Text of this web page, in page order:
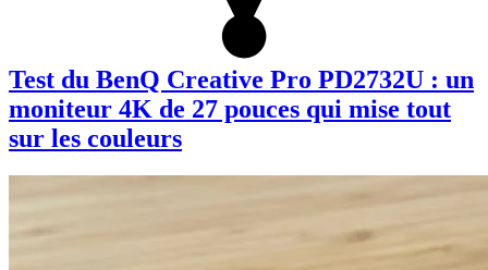
Test du BenQ Creative Pro PD2732U : un
moniteur 4K de 27 pouces qui mise tout
sur les couleurs